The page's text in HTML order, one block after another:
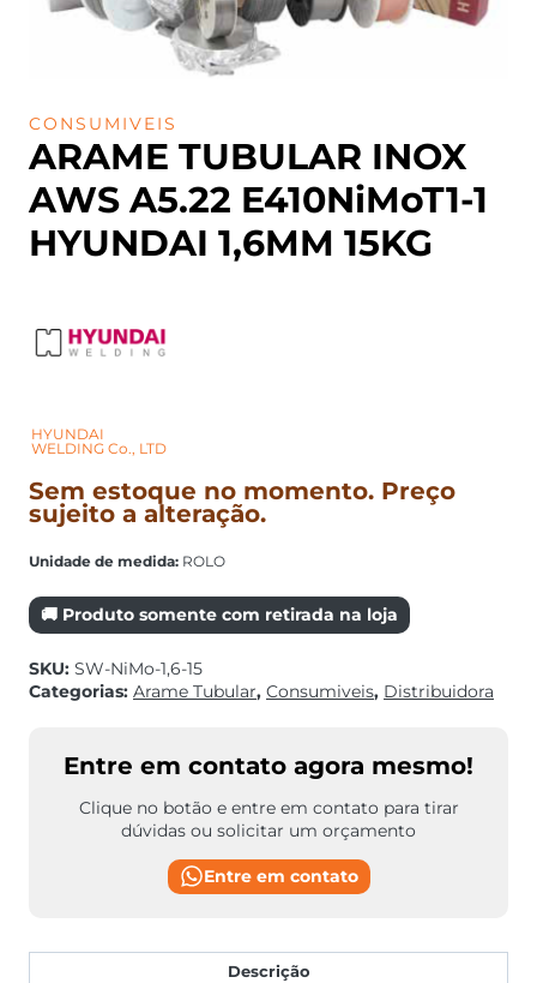
CONSUMIVEIS
ARAME TUBULAR INOX
AWS A5.22 E410NiMoT1-1
HYUNDAI 1,6MM 15KG
HYUNDAI
WELDING Co., LTD
Sem estoque no momento. Preço
sujeito a alteração.
Unidade de medida: ROLO
🚚 Produto somente com retirada na loja
SKU: SW-NiMo-1,6-15
Categorias: Arame Tubular, Consumiveis, Distribuidora
Entre em contato agora mesmo!
Clique no botão e entre em contato para tirar
dúvidas ou solicitar um orçamento
Entre em contato
Descrição